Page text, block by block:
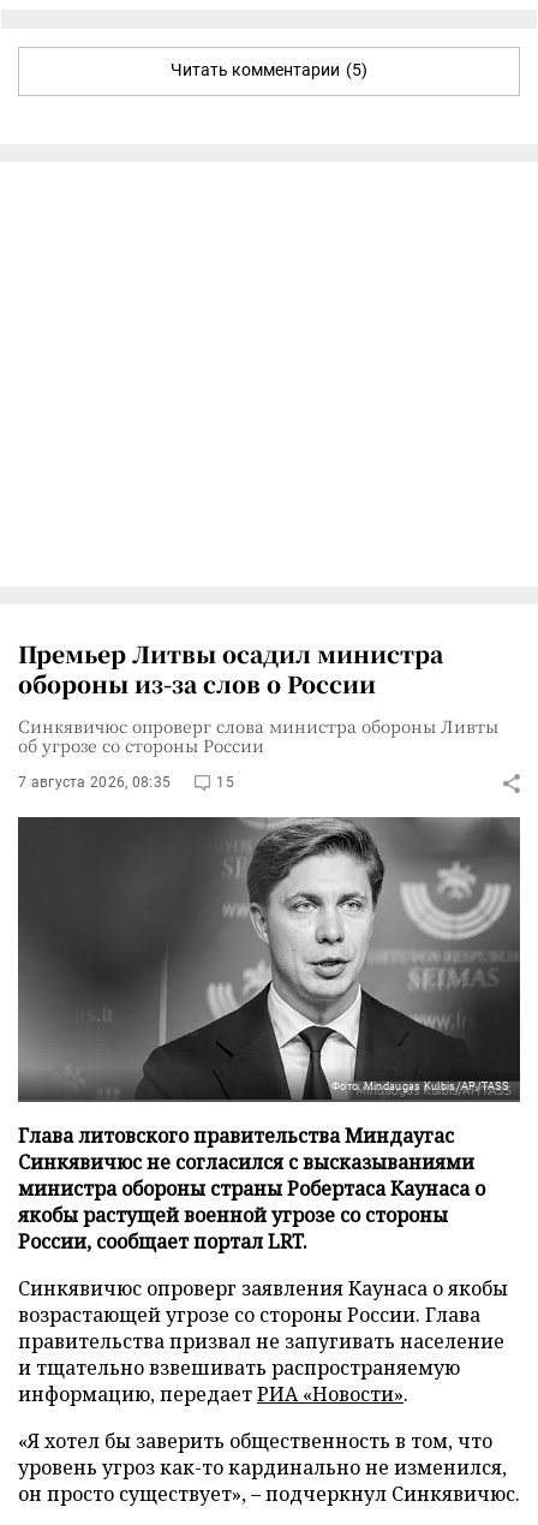
Читать комментарии (5)
Премьер Литвы осадил министра
обороны из-за слов о России
Синкявичюс опроверг слова министра обороны Ливты
об угрозе со стороны России
7 августа 2026, 08:35 15
Фото: Mindaugas Kulbis/AP/TASS
Глава литовского правительства Миндаугас
Синкявичюс не согласился с высказываниями
министра обороны страны Робертаса Каунаса о
якобы растущей военной угрозе со стороны
России, сообщает портал LRT.
Синкявичюс опроверг заявления Каунаса о якобы
возрастающей угрозе со стороны России. Глава
правительства призвал не запугивать население
и тщательно взвешивать распространяемую
информацию, передаетРИА «Новости».
«Я хотел бы заверить общественность в том, что
уровень угроз как-то кардинально не изменился,
он просто существует», – подчеркнул Синкявичюс.